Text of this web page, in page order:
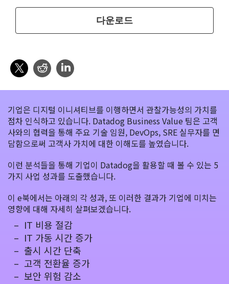
기업은 디지털 이니셔티브를 이행하면서 관찰가능성의 가치를
점차 인식하고 있습니다. Datadog Business Value 팀은 고객
사와의 협력을 통해 주요 기술 임원, DevOps, SRE 실무자를 면
담함으로써 고객사 가치에 대한 이해도를 높였습니다.
이런 분석들을 통해 기업이 Datadog을 활용할 때 볼 수 있는 5
가지 사업 성과를 도출했습니다.
이 e북에서는 아래의 각 성과, 또 이러한 결과가 기업에 미치는
영향에 대해 자세히 살펴보겠습니다.
IT 비용 절감
IT 가동 시간 증가
출시 시간 단축
고객 전환율 증가
보안 위험 감소
다운로드